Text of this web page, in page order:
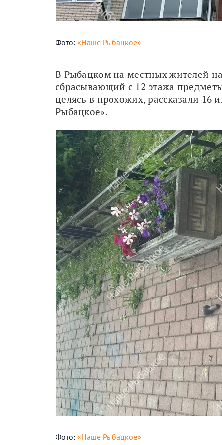
Фото: «Наше Рыбацкое»
В Рыбацком на местных жителей
сбрасывающий с 12 этажа
целясь в прохожих, рассказали
Рыбацкое».
Фото: «Наше Рыбацкое»